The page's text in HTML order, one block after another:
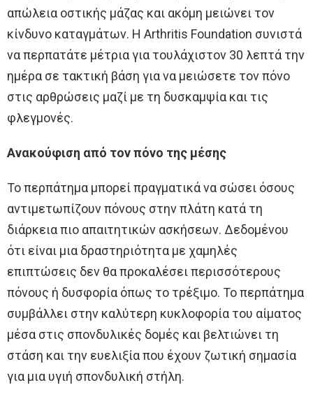
απώλεια οστικής μάζας και ακόμη μειώνει τον
κίνδυνο καταγμάτων. Η Arthritis Foundation συνιστά
να περπατάτε μέτρια για τουλάχιστον 30 λεπτά την
ημέρα σε τακτική βάση για να μειώσετε τον πόνο
στις αρθρώσεις μαζί με τη δυσκαμψία και τις
φλεγμονές.
Ανακούφιση από τον πόνο της μέσης
Το περπάτημα μπορεί πραγματικά να σώσει όσους
αντιμετωπίζουν πόνους στην πλάτη κατά τη
διάρκεια πιο απαιτητικών ασκήσεων. Δεδομένου
ότι είναι μια δραστηριότητα με χαμηλές
επιπτώσεις δεν θα προκαλέσει περισσότερους
πόνους ή δυσφορία όπως το τρέξιμο. Το περπάτημα
συμβάλλει στην καλύτερη κυκλοφορία του αίματος
μέσα στις σπονδυλικές δομές και βελτιώνει τη
στάση και την ευελιξία που έχουν ζωτική σημασία
για μια υγιή σπονδυλική στήλη.